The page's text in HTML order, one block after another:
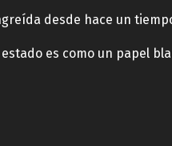
desde hace un
es como un papel